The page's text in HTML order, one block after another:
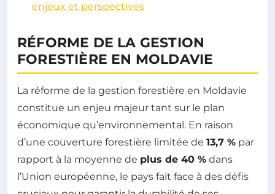
enjeux et perspectives
RÉFORME DE LA GESTION
FORESTIÈRE EN MOLDAVIE
La réforme de la gestion forestière en Moldavie
constitue un enjeu majeur tant sur le plan
économique qu’environnemental. En raison
d’une couverture forestière limitée de 13,7 % par
rapport à la moyenne de plus de 40 % dans
l’Union européenne, le pays fait face à des défis